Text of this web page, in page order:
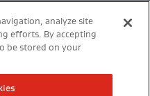
Statement
analyze site
efforts. By accepting
be stored on your